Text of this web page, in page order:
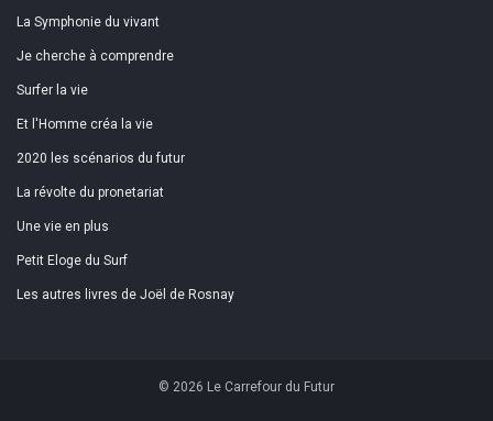
La Symphonie du vivant
Je cherche à comprendre
Surfer la vie
Et l'Homme créa la vie
2020 les scénarios du futur
La révolte du pronetariat
Une vie en plus
Petit Eloge du Surf
Les autres livres de Joël de Rosnay
© 2026 Le Carrefour du Futur